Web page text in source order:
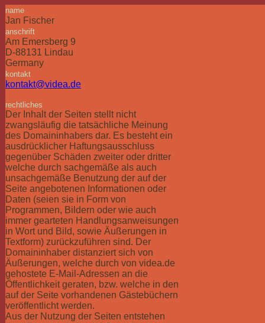
name
Jan Fischer
anschrift
Am Emersberg 9
D-88131 Lindau
Germany
kontakt
kontakt@videa.de
rechtliches
Der Inhalt der Seiten stellt nicht
zwangsläufig die tatsächliche Meinung
des Domaininhabers dar. Es besteht ein
ausdrücklicher Haftungsausschluss
gegenüber Schäden zweiter oder dritter
welche durch sachgemäße als auch
unsachgemäße Benutzung der auf der
Seite angebotenen Informationen oder
Daten (seien sie in Form von
Programmen, Bildern oder wie auch
immer gearteten Handlungsanweisungen
in Wort und Bild, sowie Äußerungen in
Textform) zurückzuführen sind. Der
Domaininhaber distanziert sich von
Äußerungen, welche durch von videa.de
gehostete E-Mail-Adressen an die
Öffentlichkeit geraten, bzw. welche in den
auf der Seite vorhandenen Gästebüchern
veröffentlicht werden.
Aus der Nutzung der Seiten entstehen